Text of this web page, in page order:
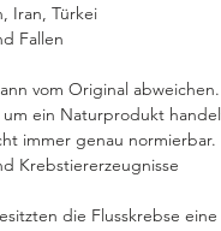
Iran, Türkei
Fallen
vom Original
um ein Naturprodukt
immer genau normierbar.
Krebstiererzeugnisse
die Flusskrebse